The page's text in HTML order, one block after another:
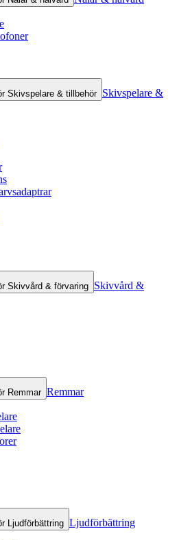
Skivspelare & tillbehör Skivspelare &
Skivvård & förvaring Skivvård &
Remmar Remmar
Ljudförbättring Ljudförbättring